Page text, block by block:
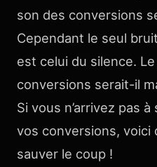
son des conversions
Cependant le seul
est celui du silence.
conversions serait-il
Si vous n’arrivez pas à
vos conversions, voici
sauver le coup !